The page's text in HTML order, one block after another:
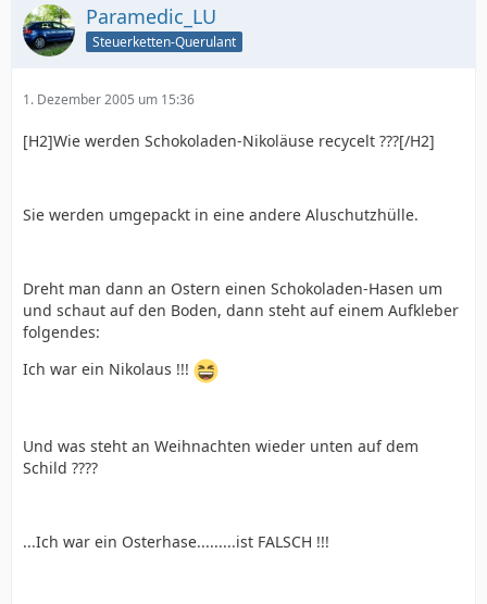
Paramedic_LU
Steuerketten-Querulant
1. Dezember 2005 um 15:36
[H2]Wie werden Schokoladen-Nikoläuse recycelt ???[/H2]
Sie werden umgepackt in eine andere Aluschutzhülle.
Dreht man dann an Ostern einen Schokoladen-Hasen um
und schaut auf den Boden, dann steht auf einem Aufkleber
folgendes:
Ich war ein Nikolaus !!!
Und was steht an Weihnachten wieder unten auf dem
Schild ????
...Ich war ein Osterhase.........ist FALSCH !!!